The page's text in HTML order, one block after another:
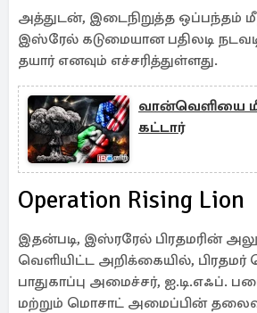
அத்துடன், இடைநிறுத்த ஒப்பந்தம்
இஸ்ரேல் கடுமையான பதிலடி
தயார் எனவும் எச்சரித்துள்ளது.
வான்வெளியை
கட்டார்
Operation Rising Lion
இதன்படி, இஸ்ரரேல் பிரதமரின்
வெளியிட்ட அறிக்கையில், பிரதமர்
பாதுகாப்பு அமைச்சர், ஐ.டி.எஃப்.
மற்றும் மொசாட் அமைப்பின்